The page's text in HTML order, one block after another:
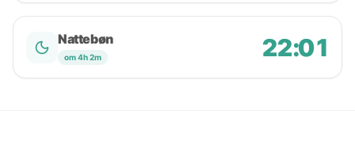
Nattebøn
om 4h 2m 22:01